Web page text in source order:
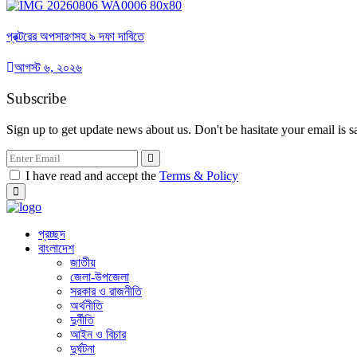
প্রক্টরের অপসারণসহ ৯ দফা দাবিতে
আগস্ট ৬, ২০২৬
Subscribe
Sign up to get update news about us. Don't be hasitate your email is
I have read and accept the Terms & Policy
প্রচ্ছদ
বাংলাদেশ
জাতীয়
জেলা-উপজেলা
সরকার ও রাজনীতি
অর্থনীতি
দুর্নীতি
আইন ও বিচার
দুর্ঘটনা